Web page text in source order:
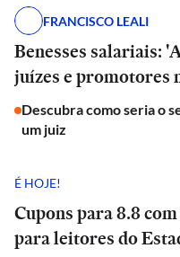
FRANCISCO LEALI
Benesses salariais:
juízes e promotores
Descubra como seria o
um juiz
É HOJE!
Cupons para 8.8
para leitores do